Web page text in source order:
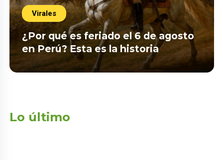
Virales
¿Por qué es feriado el 6 de agosto
en Perú? Esta es la historia
Lo último